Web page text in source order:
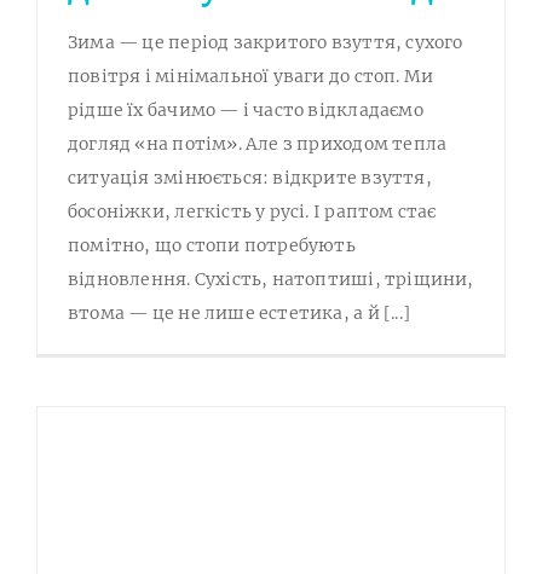
Зима — це період закритого взуття, сухого
повітря і мінімальної уваги до стоп. Ми
рідше їх бачимо — і часто відкладаємо
догляд «на потім». Але з приходом тепла
ситуація змінюється: відкрите взуття,
босоніжки, легкість у русі. І раптом стає
помітно, що стопи потребують
відновлення. Сухість, натоптиші, тріщини,
втома — це не лише естетика, а й [...]